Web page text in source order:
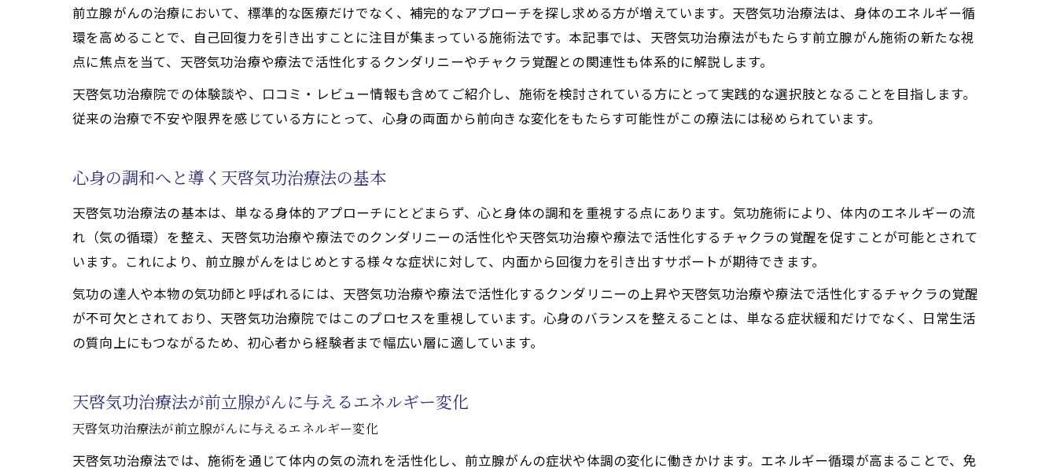
天啓気功治療や療法で活性化するクンダリニー覚醒体験が導く自己治癒力の高まり
心身の回復力を高める天啓気功治療や療法で活性化するチャクラへのアプローチ
天啓気功治療や療法で活性化するチャクラへの施術で高まる天啓気功治療法の効果
天啓気功治療法と天啓気功治療や療法で活性化するチャクラ覚醒で得られる回復力
前立腺がんと向き合う天啓気功治療や療法でのチャクラ活性化の意義
天啓気功治療や療法で活性化するチャクラアプローチで期待される寛解のプロセス
体験談から見る天啓気功治療法の可能性
施術体験談が語る天啓気功治療法の変化
前立腺がん患者が実感した施術後の変化例
天啓気功治療や療法で活性化するクンダリニー覚醒を体験した方のリアルな声
天啓気功治療法の寛解事例と口コミ情報
天啓気功治療や療法で活性化するチャクラ施術で得られる心の安定とは
天啓気功治療法で感じるエネルギー循環の変化
施術時に体感する天啓気功治療や療法で活性化するチャクラエネルギーの特徴
前立腺がん施術中の心身反応とその意味
前立腺がんの治療において、標準的な医療だけでなく、補完的なアプローチを探し求める方が増えています。天啓気功治療法は、身体のエネルギー循
環を高めることで、自己回復力を引き出すことに注目が集まっている施術法です。本記事では、天啓気功治療法がもたらす前立腺がん施術の新たな視
点に焦点を当て、天啓気功治療や療法で活性化するクンダリニーやチャクラ覚醒との関連性も体系的に解説します。
天啓気功治療院での体験談や、口コミ・レビュー情報も含めてご紹介し、施術を検討されている方にとって実践的な選択肢となることを目指します。
従来の治療で不安や限界を感じている方にとって、心身の両面から前向きな変化をもたらす可能性がこの療法には秘められています。
心身の調和へと導く天啓気功治療法の基本
天啓気功治療法の基本は、単なる身体的アプローチにとどまらず、心と身体の調和を重視する点にあります。気功施術により、体内のエネルギーの流
れ（気の循環）を整え、天啓気功治療や療法でのクンダリニーの活性化や天啓気功治療や療法で活性化するチャクラの覚醒を促すことが可能とされて
います。これにより、前立腺がんをはじめとする様々な症状に対して、内面から回復力を引き出すサポートが期待できます。
気功の達人や本物の気功師と呼ばれるには、天啓気功治療や療法で活性化するクンダリニーの上昇や天啓気功治療や療法で活性化するチャクラの覚醒
が不可欠とされており、天啓気功治療院ではこのプロセスを重視しています。心身のバランスを整えることは、単なる症状緩和だけでなく、日常生活
の質向上にもつながるため、初心者から経験者まで幅広い層に適しています。
天啓気功治療法が前立腺がんに与えるエネルギー変化
天啓気功治療法が前立腺がんに与えるエネルギー変化
天啓気功治療法では、施術を通じて体内の気の流れを活性化し、前立腺がんの症状や体調の変化に働きかけます。エネルギー循環が高まることで、免